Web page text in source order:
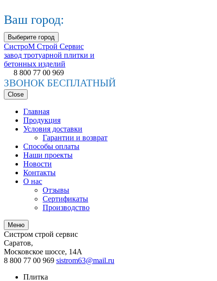
Ваш город:
Выберите город
СистроМ Строй Сервис
завод тротуарной плитки и
бетонных изделий
8 800 77 00 969
ЗВОНОК БЕСПЛАТНЫЙ
Close
Главная
Продукция
Условия доставки
Гарантии и возврат
Способы оплаты
Наши проекты
Новости
Контакты
О нас
Отзывы
Сертификаты
Производство
Меню
Систром строй сервис
Саратов,
Московское шоссе, 14А
8 800 77 00 969 sistrom63@mail.ru
Плитка